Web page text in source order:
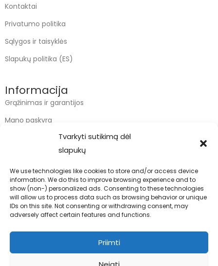
Tvarkyti sutikimą dėl
slapukų
We use technologies like cookies to store and/or access device
information. We do this to improve browsing experience and to
show (non-) personalized ads. Consenting to these technologies
will allow us to process data such as browsing behavior or unique
IDs on this site. Not consenting or withdrawing consent, may
adversely affect certain features and functions.
Priimti
Kontaktai
Privatumo politika
Sąlygos ir taisyklės
Slapukų politika (ES)
Informacija
Grąžinimas ir garantijos
Mano paskyra
Kontaktai
info@bodyfoodas.lt
+370 600 77017